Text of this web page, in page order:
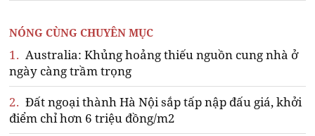
NÓNG CÙNG CHUYÊN MỤC
1. Australia: Khủng hoảng thiếu nguồn cung nhà ở
ngày càng trầm trọng
2. Đất ngoại thành Hà Nội sắp tấp nập đấu giá, khởi
điểm chỉ hơn 6 triệu đồng/m2